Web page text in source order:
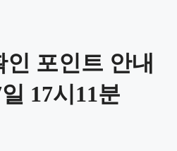
포인트 안내
17시11분